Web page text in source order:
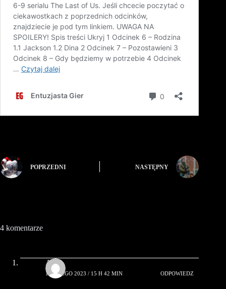
POPRZEDNI NASTĘPNY
4 komentarze
Arxr
1 LUTEGO 2023 / 15 H 42 MIN ODPOWIEDZ